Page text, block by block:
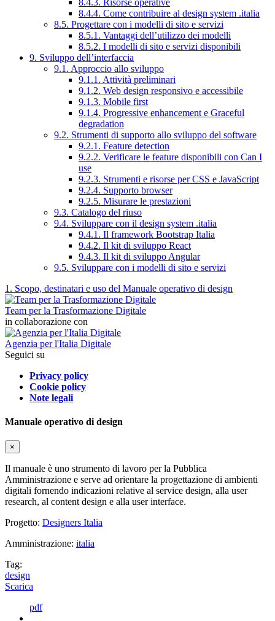
8.4.4. Come contribuire al design system .italia
8.5. Progettare con i modelli di sito e servizi
8.5.1. Vantaggi dell’utilizzo dei modelli
8.5.2. I modelli di sito e servizi disponibili
9. Sviluppo dell’interfaccia
9.1. Approccio allo sviluppo
9.1.1. Attività preliminari
9.1.2. Web design responsivo e accessibile
9.1.3. Mobile first
9.1.4. Progressive enhancement e Graceful
degradation
9.2. Strumenti di supporto allo sviluppo del software
9.2.1. Feature detection
9.2.2. Verificare le feature disponibili con Can I
use
9.2.3. Strumenti e risorse per CSS e JavaScript
9.2.4. Supporto browser
9.2.5. Misurare le prestazioni
9.3. Catalogo del riuso
9.4. Sviluppare con il design system .italia
9.4.1. Il framework Bootstrap Italia
9.4.2. Il kit di sviluppo React
9.4.3. Il kit di sviluppo Angular
9.5. Sviluppare con i modelli di sito e servizi
1. Scopo, destinatari e uso del Manuale operativo di design
Team per la Trasformazione Digitale
in collaborazione con
Agenzia per l'Italia Digitale
Seguici su
Privacy policy
Cookie policy
Note legali
Manuale operativo di design
×
Il manuale è uno strumento di lavoro per la Pubblica
Amministrazione e serve ad orientare la progettazione di ambienti
digitali fornendo indicazioni relative al service design, alla user
research, al content design e alla user interface.
Progetto: Designers Italia
Amministrazione: italia
Tag:
design
Scarica
pdf